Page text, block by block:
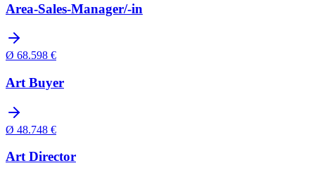
Area-Sales-Manager/-in
Ø 68.598 €
Art Buyer
Ø 48.748 €
Art Director